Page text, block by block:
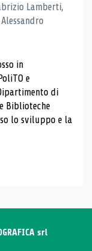
Lamberti,
in
e
di
Biblioteche
lo sviluppo e la
srl